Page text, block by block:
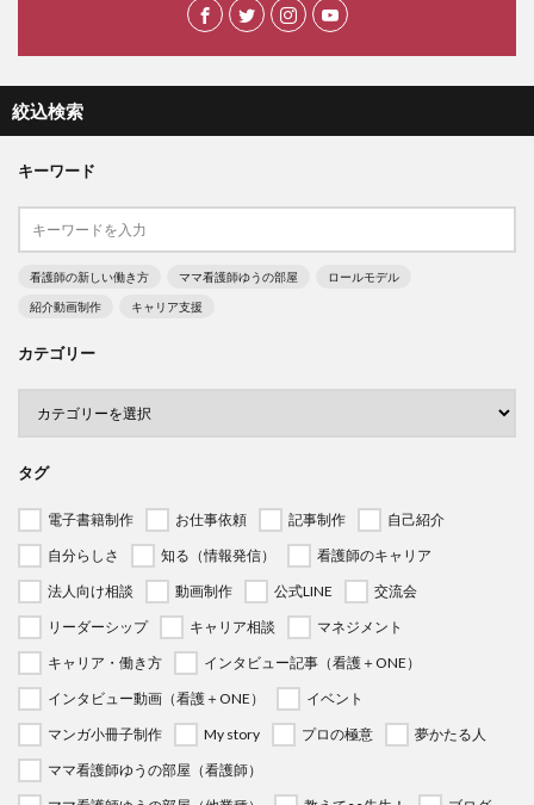
絞込検索
キーワード
看護師の新しい働き方 ママ看護師ゆうの部屋 ロールモデル
紹介動画制作 キャリア支援
カテゴリー
タグ
電子書籍制作 お仕事依頼 記事制作
自己紹介
自分らしさ
知る（情報発信）
看護師のキャリア
法人向け相談
動画制作 公式LINE
交流会
リーダーシップ
キャリア相談
マネジメント
キャリア・働き方
インタビュー記事（看護＋ONE）
インタビュー動画（看護＋ONE）
イベント
マンガ小冊子制作
My story プロの極意
夢かたる人
ママ看護師ゆうの部屋（看護師）